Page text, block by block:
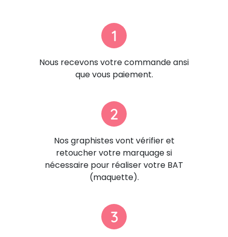
1
Nous recevons votre commande ansi
que vous paiement.
2
Nos graphistes vont vérifier et
retoucher votre marquage si
nécessaire pour réaliser votre BAT
(maquette).
3